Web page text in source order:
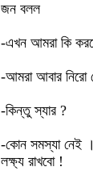
জন বলল
-এখন আমরা কি
-আমরা আবার নিরো
-কিন্তু স্যার ?
-কোন সমস্যা নেই
লক্ষ্য রাখবো !